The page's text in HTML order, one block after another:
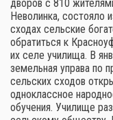
дворов с 810
Неволинка, состояло
сходах сельские
обратиться к
их селе училища. В
земельная управа по
сельских сходов
одноклассное
обучения. Училище